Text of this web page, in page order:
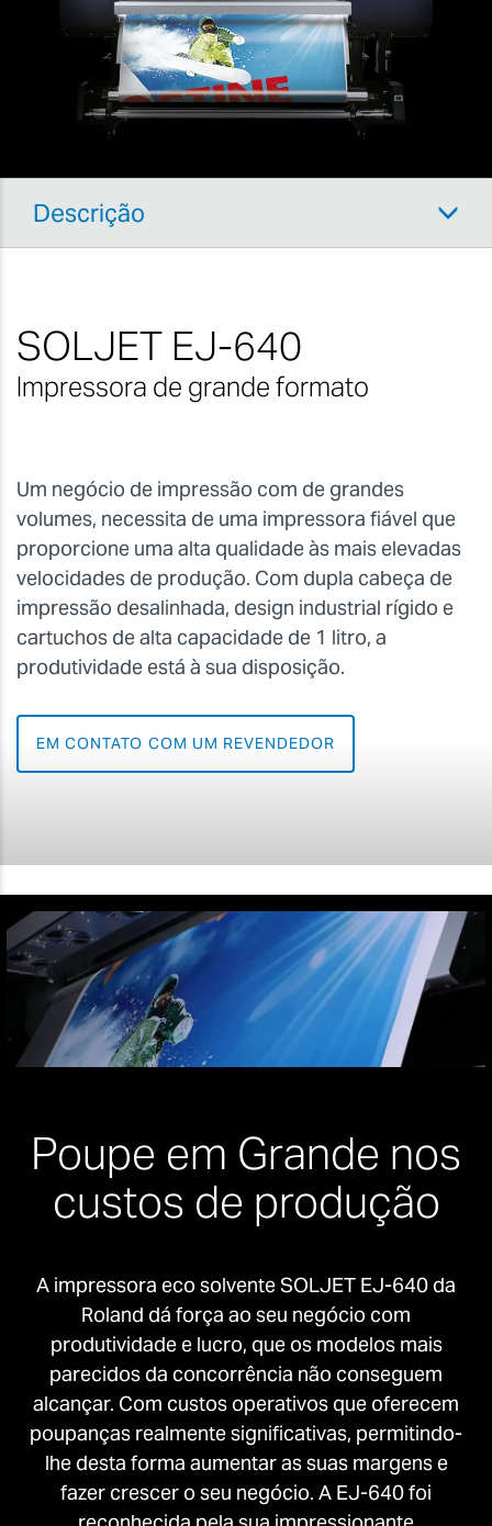
continuaremos a oferecer assistência para a
SOLJET EJ-640.
Para mais informações sobre os nossos serviços
de pós-venda, visite asnossas páginas de apoio ao
Descrição
SOLJET EJ-640
Impressora de grande formato
Um negócio de impressão com de grandes
volumes, necessita de uma impressora fiável que
proporcione uma alta qualidade às mais elevadas
velocidades de produção. Com dupla cabeça de
impressão desalinhada, design industrial rígido e
cartuchos de alta capacidade de 1 litro, a
produtividade está à sua disposição.
EM CONTATO COM UM REVENDEDOR
Poupe em Grande nos
custos de produção
A impressora eco solvente SOLJET EJ-640 da
Roland dá força ao seu negócio com
produtividade e lucro, que os modelos mais
parecidos da concorrência não conseguem
alcançar. Com custos operativos que oferecem
poupanças realmente significativas, permitindo-
lhe desta forma aumentar as suas margens e
fazer crescer o seu negócio. A EJ-640 foi